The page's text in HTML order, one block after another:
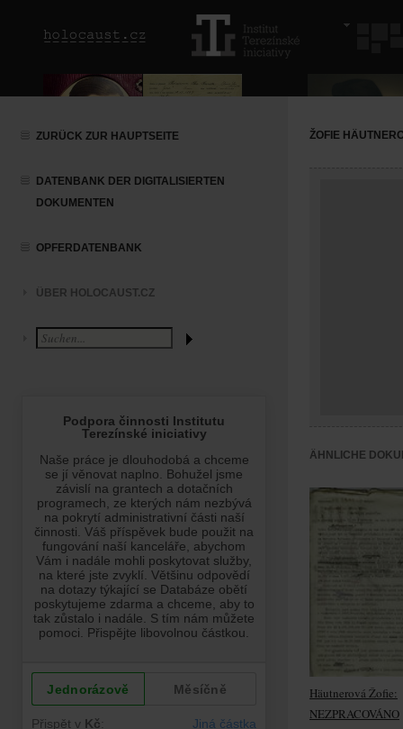
ZURÜCK ZUR HAUPTSEITE
DATENBANK DER DIGITALISIERTEN
DOKUMENTEN
OPFERDATENBANK
ÜBER HOLOCAUST.CZ
ŽOFIE
ÄHNLICHE
Häutnerová Žofie:
NEZPRACOVÁNO